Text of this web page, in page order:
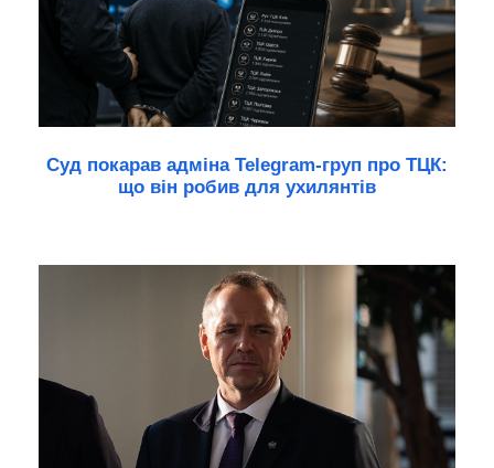
Суд покарав адміна Telegram-груп про ТЦК:
що він робив для ухилянтів